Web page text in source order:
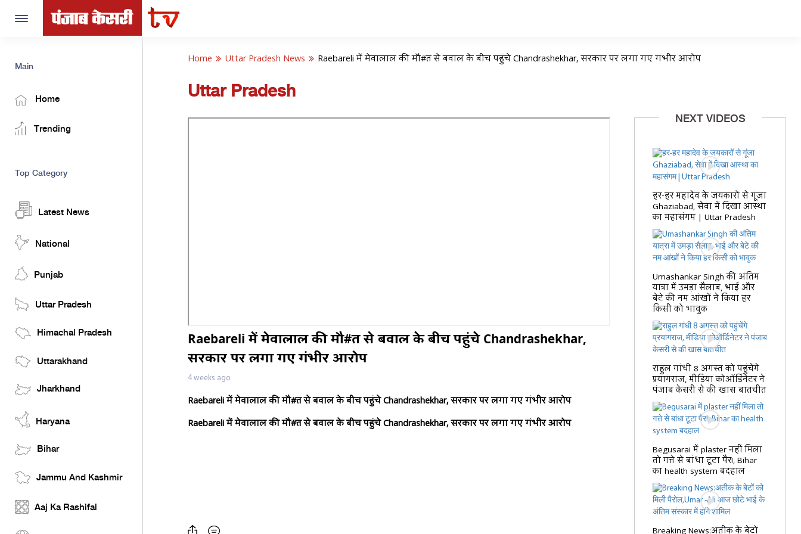
Toggle
Main
Home
Trending
Top Category
Latest News
National
Punjab
Uttar Pradesh
Himachal Pradesh
Uttarakhand
Jharkhand
Haryana
Bihar
Jammu And Kashmir
Aaj Ka Rashifal
Home Uttar Pradesh News Raebareli में मेवालाल की मौ#त से बवाल के बीच पहुंचे Chandrashekhar, सरकार पर लगा गए गंभीर आरोप
Uttar Pradesh
Raebareli में मेवालाल की मौ#त से बवाल के बीच पहुंचे Chandrashekhar,
सरकार पर लगा गए गंभीर आरोप
4 weeks ago
Raebareli में मेवालाल की मौ#त से बवाल के बीच पहुंचे Chandrashekhar, सरकार पर लगा गए गंभीर आरोप
Raebareli में मेवालाल की मौ#त से बवाल के बीच पहुंचे Chandrashekhar, सरकार पर लगा गए गंभीर आरोप
NEXT VIDEOS
हर-हर महादेव के जयकारों से गूंजा
Ghaziabad, सेवा में दिखा आस्था
का महासंगम | Uttar Pradesh
Umashankar Singh की अंतिम
यात्रा में उमड़ा सैलाब, भाई और
बेटे की नम आंखों ने किया हर
किसी को भावुक
राहुल गांधी 8 अगस्त को पहुंचेंगे
प्रयागराज, मीडिया कोऑर्डिनेटर ने
पंजाब केसरी से की खास बातचीत
Begusarai में plaster नहीं मिला
तो गत्ते से बांधा टूटा पैर!, Bihar
का health system बदहाल
Breaking News:अतीक के बेटों